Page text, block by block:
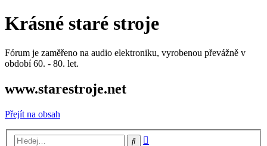
Krásné staré stroje
Fórum je zaměřeno na audio elektroniku, vyrobenou převážně v
období 60. - 80. let.
www.starestroje.net
Přejít na obsah
Hledat